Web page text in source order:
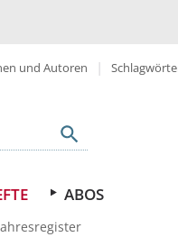
und Autoren
ABOS